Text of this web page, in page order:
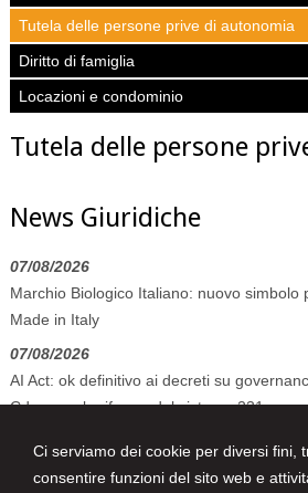
Ci serviamo dei cookie per diversi fini,
consentire funzioni del sito web e
Tutela delle persone prive di autonomia
Diritto di famiglia
Locazioni e condominio
Tutela delle persone
News Giuridiche
07/08/2026
Marchio Biologico Italiano: nuovo simbolo
Made in Italy
07/08/2026
AI Act: ok definitivo ai decreti su
Cdm vara la riforma del sistema 231